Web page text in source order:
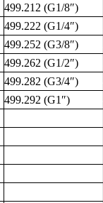
499.212 (G1/8″)
499.222 (G1/4″)
499.252 (G3/8″)
499.262 (G1/2″)
499.282 (G3/4″)
499.292 (G1″)